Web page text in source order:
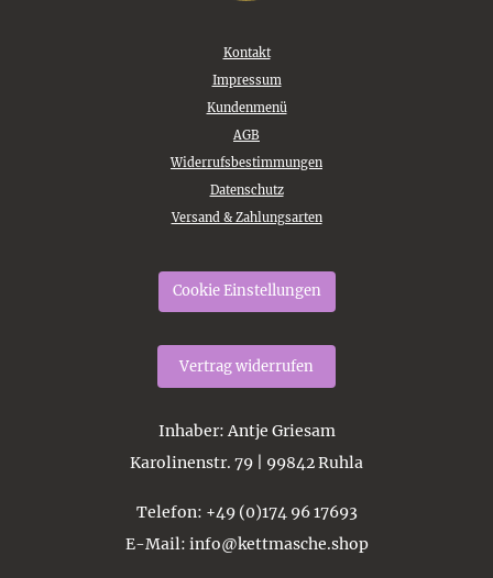
Kontakt
Impressum
Kundenmenü
AGB
Widerrufsbestimmungen
Datenschutz
Versand & Zahlungsarten
Cookie Einstellungen
Vertrag widerrufen
Inhaber: Antje Griesam
Karolinenstr. 79 | 99842 Ruhla
Telefon: +49 (0)174 96 17693
E-Mail: info@kettmasche.shop